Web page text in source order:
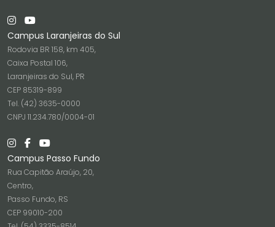
Campus Laranjeiras do Sul
Rodovia BR 158, km 405,
Caixa Postal 106,
Laranjeiras do Sul, PR
CEP 85319-899
Tel. (42) 3635-0000
CNPJ 11.234.780/0004-01
Campus Passo Fundo
Rua Capitão Araújo, 20,
Centro,
Passo Fundo, RS
CEP 99010-200